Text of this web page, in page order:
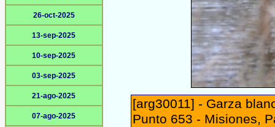
26-oct-2025
13-sep-2025
10-sep-2025
03-sep-2025
21-ago-2025
07-ago-2025
[arg30011] - Garza
Punto 653 - Misiones,